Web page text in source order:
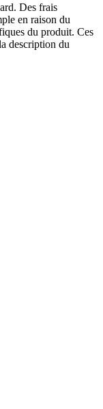
Des frais
en raison du
du produit. Ces
description du